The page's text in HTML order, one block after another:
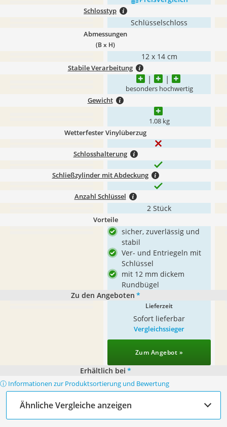
Schlosstyp
Schlüsselschloss
Abmessungen
(B x H)
12 x 14 cm
Stabile Verarbeitung
besonders hochwertig
Gewicht
1.08 kg
Wetterfester Vinylüberzug
Schlosshalterung
Schließzylinder mit Abdeckung
Anzahl Schlüssel
2 Stück
Vorteile
sicher, zuverlässig und
stabil
Ver- und Entriegeln mit
Schlüssel
mit 12 mm dickem
Rundbügel
Zu den Angeboten *
Lieferzeit
Sofort lieferbar
Vergleichssieger
Zum Angebot »
Erhältlich bei *
ⓘ Informationen zur Produktsortierung und Bewertung
Ähnliche Vergleiche anzeigen